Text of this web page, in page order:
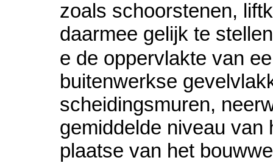
zoals schoorstenen,
daarmee gelijk te
e de oppervlakte van
buitenwerkse
scheidingsmuren,
gemiddelde niveau van
plaatse van het